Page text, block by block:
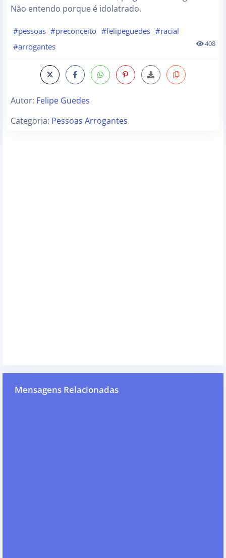
Não entendo porque é idolatrado.
#pessoas #preconceito #felipeguedes #racial
#arrogantes
408
Autor: Felipe Guedes
Categoria: Pessoas Arrogantes
Mensagens Relacionadas